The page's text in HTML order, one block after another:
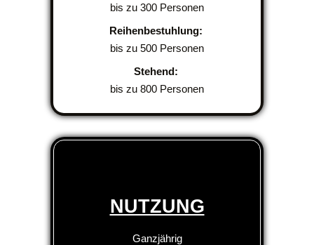
bis zu 300 Personen
Reihenbestuhlung:
bis zu 500 Personen
Stehend:
bis zu 800 Personen
NUTZUNG
Ganzjährig